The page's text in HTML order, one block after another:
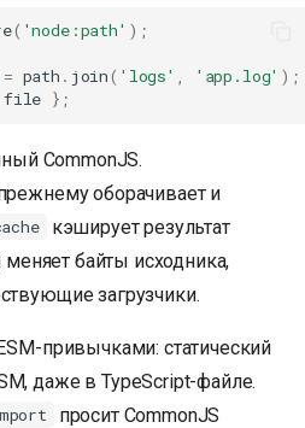
( 'node:path' );
= path . join( 'logs' , 'app.log' );
file };
CommonJS.
оборачивает и
кэширует результат
байты исходника,
загрузчики.
привычками: статический
даже в TypeScript-файле.
просит CommonJS